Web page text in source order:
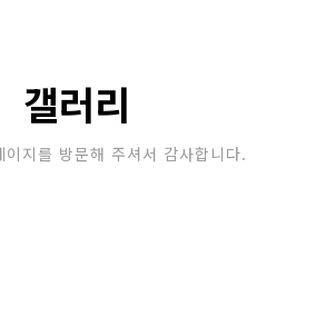
포토갤러리
갤러리
이지를 방문해 주셔서 감사합니다.